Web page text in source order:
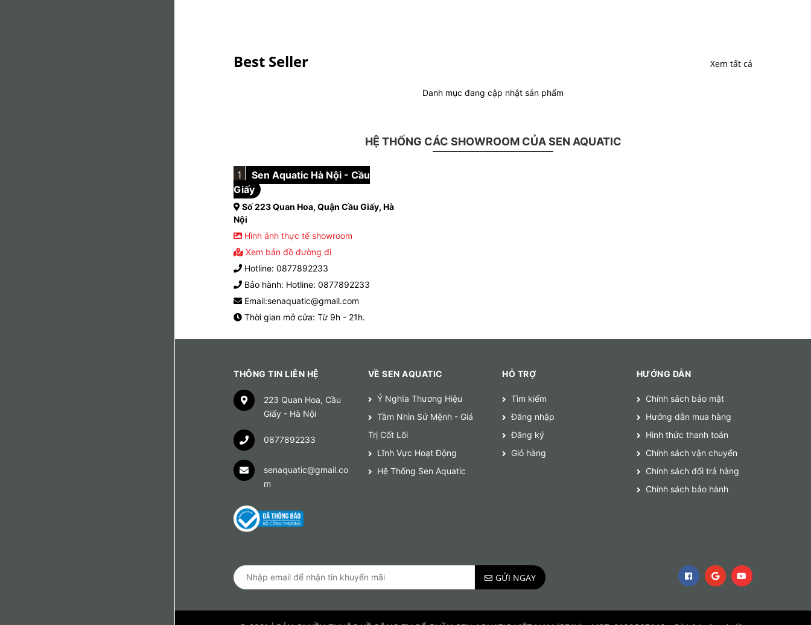
Best Seller Xem tất cả
Danh mục đang cập nhật sản phẩm
HỆ THỐNG CÁC SHOWROOM CỦA SEN AQUATIC
1
Sen Aquatic Hà Nội - Cầu
Giấy
Số 223 Quan Hoa, Quận Cầu Giấy, Hà
Nội
Hình ảnh thực tế showroom
Xem bản đồ đường đi
Hotline: 0877892233
Bảo hành: Hotline: 0877892233
Email:senaquatic@gmail.com
Thời gian mở cửa: Từ 9h - 21h.
THÔNG TIN LIÊN HỆ
223 Quan Hoa, Cầu
Giấy - Hà Nội
0877892233
senaquatic@gmail.co
m
VỀ SEN AQUATIC
Ý Nghĩa Thương Hiệu
Tầm Nhìn Sứ Mệnh - Giá
Trị Cốt Lõi
Lĩnh Vực Hoạt Động
Hệ Thống Sen Aquatic
HỖ TRỢ
Tìm kiếm
Đăng nhập
Đăng ký
Giỏ hàng
HƯỚNG DẪN
Chính sách bảo mật
Hướng dẫn mua hàng
Hình thức thanh toán
Chính sách vận chuyển
Chính sách đổi trả hàng
Chính sách bảo hành
GỬI NGAY